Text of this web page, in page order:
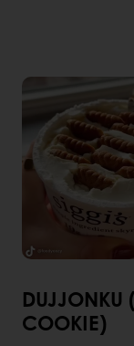
DUJJONKU
COOKIE)